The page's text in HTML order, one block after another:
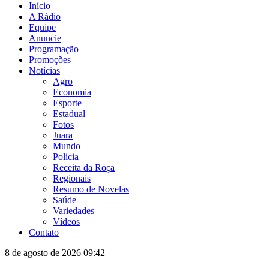
Início
A Rádio
Equipe
Anuncie
Programação
Promoções
Notícias
Agro
Economia
Esporte
Estadual
Fotos
Juara
Mundo
Policia
Receita da Roça
Regionais
Resumo de Novelas
Saúde
Variedades
Vídeos
Contato
8 de agosto de 2026 09:42